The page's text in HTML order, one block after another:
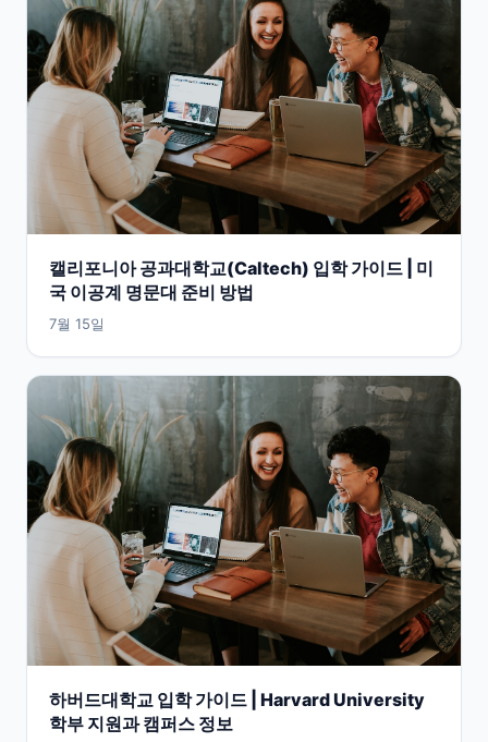
캘리포니아 공과대학교(Caltech) 입학 가이드 | 미
국 이공계 명문대 준비 방법
7월 15일
하버드대학교 입학 가이드 | Harvard University
학부 지원과 캠퍼스 정보